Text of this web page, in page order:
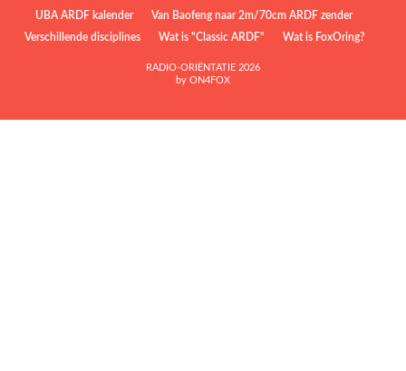
UBA ARDF kalender
Van Baofeng naar 2m/70cm ARDF zender
Verschillende disciplines
Wat is "Classic ARDF" Wat is FoxOring?
RADIO-ORIËNTATIE 2026
by ON4FOX